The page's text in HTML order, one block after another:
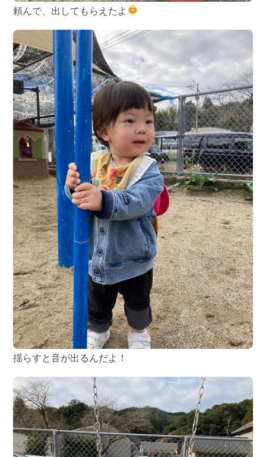
頼んで、出してもらえたよ
揺らすと音が出るんだよ！